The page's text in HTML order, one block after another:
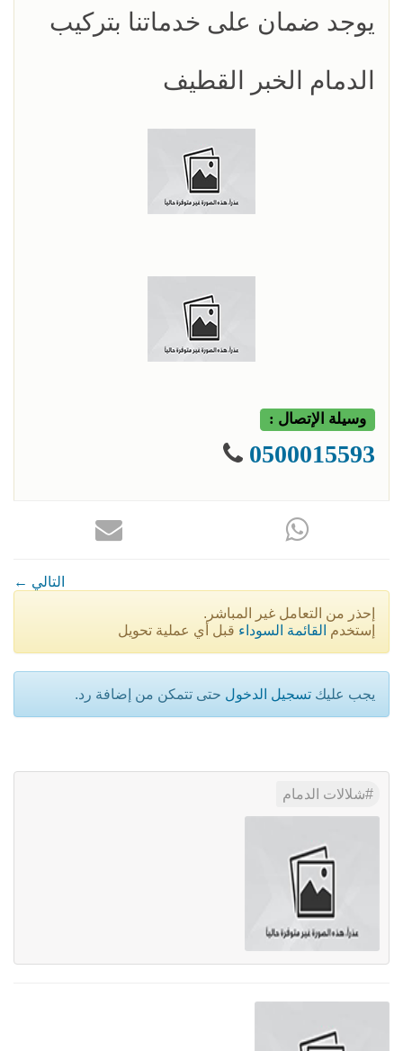
يوجد ضمان على خدماتنا بتركيب
الدمام الخبر القطيف
وسيلة الإتصال :
0500015593
← التالي
إحذر من التعامل غير المباشر.
إستخدم القائمة السوداء قبل أي عملية تحويل
يجب عليك تسجيل الدخول حتى تتمكن من إضافة رد.
شلالات الدمام